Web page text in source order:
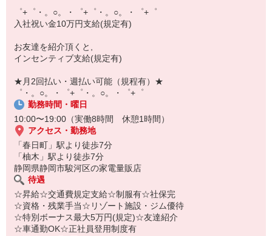
▼人気案件も多数♪
短期・期間限定・オープニング・官公庁案件
上場/優良/大手企業など
【スマホ面接実施中】
￣￣￣￣￣￣￣￣￣
自宅に居ながらスマホでカンタン面接OK！
オンライン面談なのでスピード対応。
゜+゜・。○。・゜+゜・。○。・゜+゜
入社祝い金10万円支給(規定有)
お友達を紹介頂くと,
インセンティブ支給(規定有)
★月2回払い・週払い可能（規程有）★
゜・。○。・゜+゜・。○。・゜+゜
勤務時間・曜日
10:00〜19:00（実働8時間 休憩1時間）
アクセス・勤務地
「春日町」駅より徒歩7分
「柚木」駅より徒歩7分
静岡県静岡市駿河区の家電量販店
待遇
☆昇給☆交通費規定支給☆制服有☆社保完
☆資格・残業手当☆リゾート施設・ジム優待
☆特別ボーナス最大5万円(規定)☆友達紹介
☆車通勤OK☆正社員登用制度有